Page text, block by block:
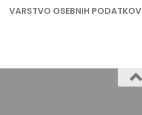
VARSTVO OSEBNIH PODATKOV